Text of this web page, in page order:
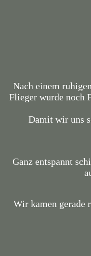
Nach einem
Flieger wurde noch
Damit wir uns
Ganz entspannt
Wir kamen gerade